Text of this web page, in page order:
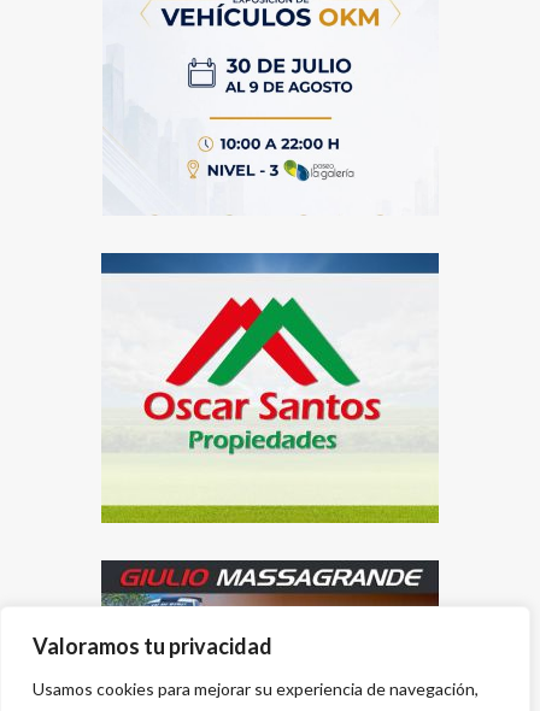
Valoramos tu privacidad
Usamos cookies para mejorar su experiencia de navegación,